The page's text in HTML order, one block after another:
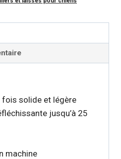
fois solide et légère
jusqu’à 25
machine